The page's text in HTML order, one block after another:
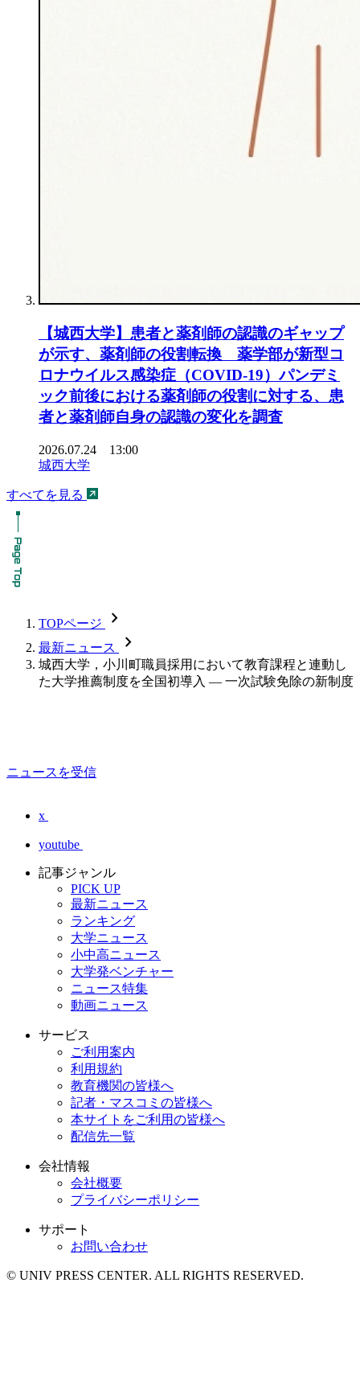
【城西大学】患者と薬剤師の認識のギャップ
が示す、薬剤師の役割転換 薬学部が新型コ
ロナウイルス感染症（COVID-19）パンデミ
ック前後における薬剤師の役割に対する、患
者と薬剤師自身の認識の変化を調査
2026.07.24 13:00
城西大学
すべてを見る
TOPページ chevron_forward
最新ニュース chevron_forward
城西大学，小川町職員採用において教育課程と連動し
た大学推薦制度を全国初導入 — 一次試験免除の新制度
ニュースを受信
x
youtube
記事ジャンル
PICK UP
最新ニュース
ランキング
大学ニュース
小中高ニュース
大学発ベンチャー
ニュース特集
動画ニュース
サービス
ご利用案内
利用規約
教育機関の皆様へ
記者・マスコミの皆様へ
本サイトをご利用の皆様へ
配信先一覧
会社情報
会社概要
プライバシーポリシー
サポート
お問い合わせ
© UNIV PRESS CENTER. ALL RIGHTS RESERVED.